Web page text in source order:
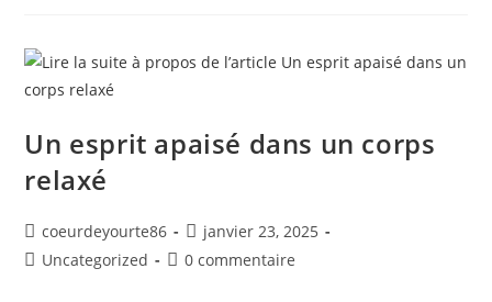
Un esprit apaisé dans un corps
relaxé
coeurdeyourte86
janvier 23, 2025
Uncategorized
0 commentaire